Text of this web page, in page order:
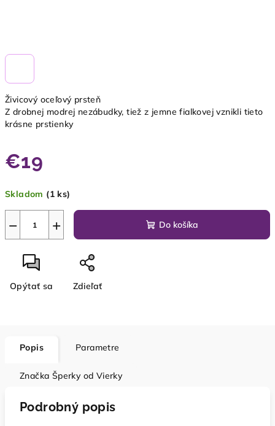
Živicový oceľový prsteň
Z drobnej modrej nezábudky, tiež z jemne fialkovej vznikli tieto
krásne prstienky
€19
cena:
Skladom (1 ks)
+
− Do košíka
Opýtať sa Zdieľať
Popis Parametre
Značka Šperky od Vierky
Podrobný popis